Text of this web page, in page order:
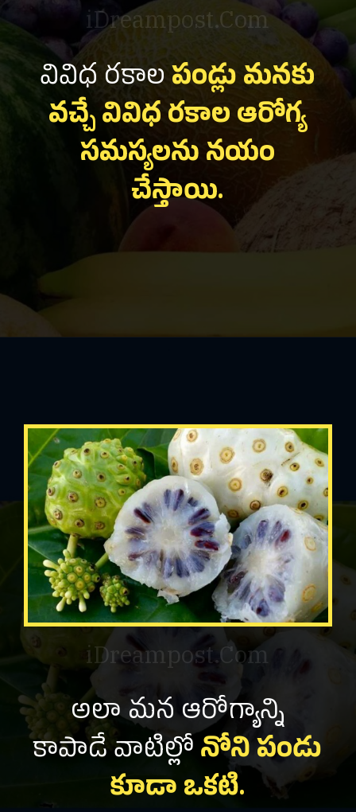
వివిధ రకాల పండ్లు మనకు
వచ్చే వివిధ రకాల ఆరోగ్య
సమస్యలను నయం
చేస్తాయి.
iDreampost.Com
అలా మన ఆరోగ్యాన్ని
కాపాడే వాటిల్లో నోని పండు
కూడా ఒకటి.
iDreampost.Com